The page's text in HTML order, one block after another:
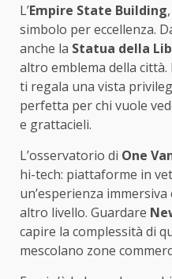
L’Empire State Building
simbolo per eccellenza.
anche la Statua della
altro emblema della città.
ti regala una vista
perfetta per chi vuole
e grattacieli.
L’osservatorio di One
hi-tech: piattaforme in
un’esperienza
altro livello. Guardare
capire la complessità di
mescolano zone